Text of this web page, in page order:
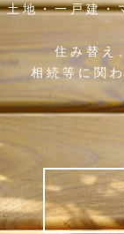
土地・一戸建・
住み替え
相続等に関